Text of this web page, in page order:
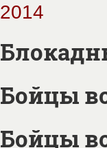
2014
Бойцы
Бойцы